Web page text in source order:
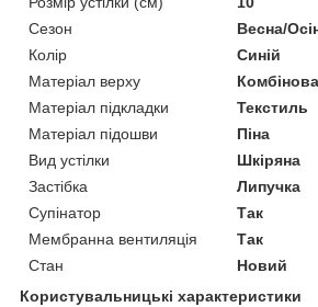
Сезон
Весна/
Колір
Синій
Матеріал верху
Матеріал підкладки
Текстиль
Матеріал підошви
Піна
Вид устілки
Шкіряна
Застібка
Липучка
Супінатор
Так
Мембранна вентиляція
Так
Стан
Новий
Користувальницькі характеристики